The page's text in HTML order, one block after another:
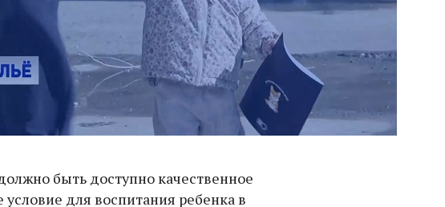
быть доступно качественное
условие для воспитания ребенка в